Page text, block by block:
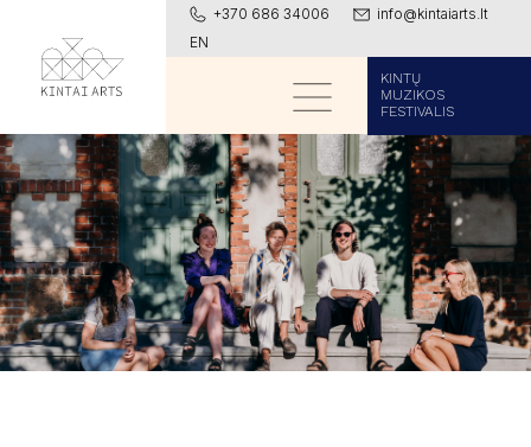
+370 686 34006
info@kintaiarts.lt
EN
KINTŲ
MUZIKOS
FESTIVALIS